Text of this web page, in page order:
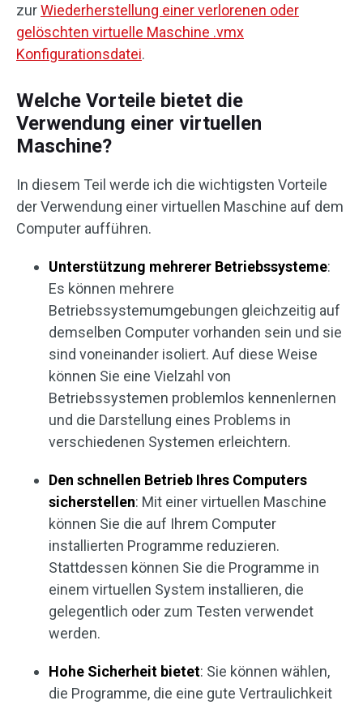
zurWiederherstellung einer verlorenen oder
gelöschten virtuelle Maschine .vmx
Konfigurationsdatei.
Welche Vorteile bietet die
Verwendung einer virtuellen
Maschine?
In diesem Teil werde ich die wichtigsten Vorteile
der Verwendung einer virtuellen Maschine auf dem
Computer aufführen.
Unterstützung mehrerer Betriebssysteme:
Es können mehrere
Betriebssystemumgebungen gleichzeitig auf
demselben Computer vorhanden sein und sie
sind voneinander isoliert. Auf diese Weise
können Sie eine Vielzahl von
Betriebssystemen problemlos kennenlernen
und die Darstellung eines Problems in
verschiedenen Systemen erleichtern.
Den schnellen Betrieb Ihres Computers
sicherstellen: Mit einer virtuellen Maschine
können Sie die auf Ihrem Computer
installierten Programme reduzieren.
Stattdessen können Sie die Programme in
einem virtuellen System installieren, die
gelegentlich oder zum Testen verwendet
werden.
Hohe Sicherheit bietet: Sie können wählen,
die Programme, die eine gute Vertraulichkeit